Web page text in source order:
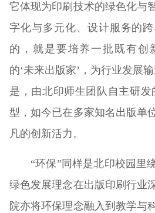
它体现为印刷技术的绿色化与
字化与多元化、设计服务的
的，就是要培养一批既有创
的‘未来出版家’，为行业发展
是，由北印师生团队自主研发
型，如今已在多家知名出版单
凡的创新活力。
“环保”同样是北印校园里
绿色发展理念在出版印刷行业
院亦将环保理念融入到教学与